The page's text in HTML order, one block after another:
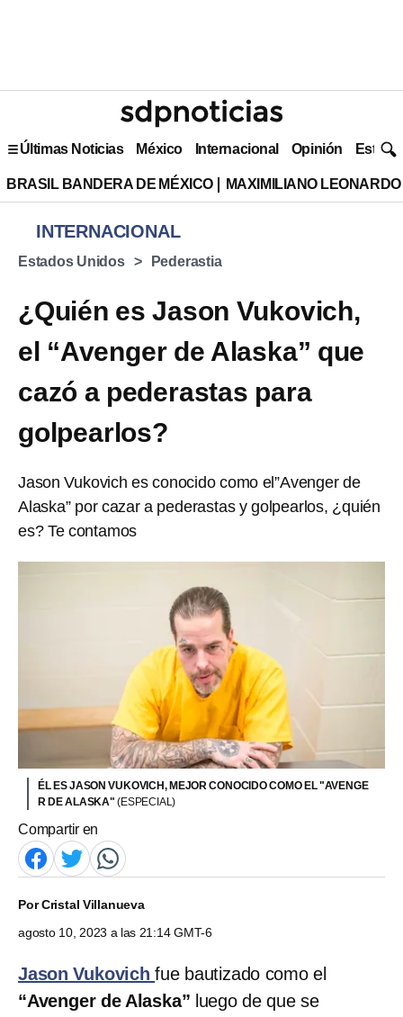
Últimas Noticias México Internacional Opinión Estilo
BRASIL BANDERA DE MÉXICO MAXIMILIANO
INTERNACIONAL
Estados Unidos Pederastia
¿Quién es Jason Vukovich,
el “Avenger de Alaska” que
cazó a pederastas para
golpearlos?
Jason Vukovich es conocido como el”Avenger de
Alaska” por cazar a pederastas y golpearlos, ¿quién
es? Te contamos
ÉL ES JASON VUKOVICH, MEJOR CONOCIDO COMO EL "AVENGE
R DE ALASKA"(ESPECIAL)
Compartir en
PorCristal Villanueva
agosto 10, 2023 a las 21:14 GMT-6
Jason Vukovichfue bautizado como el
“Avenger de Alaska” luego de que se